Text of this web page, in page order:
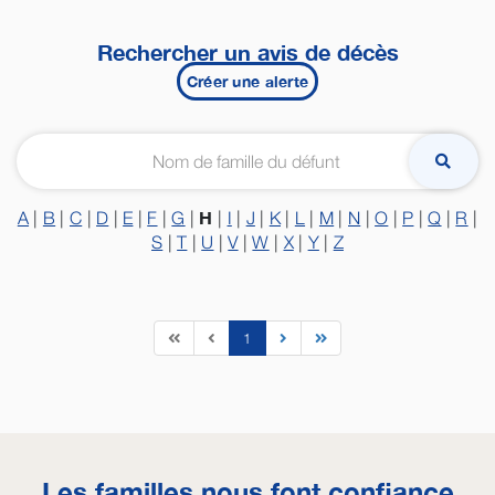
Rechercher un avis de décès
Créer une alerte
A B C D E F |G H I J K L M N |O P |Q R
S |T U |V|W X| Y| Z
1